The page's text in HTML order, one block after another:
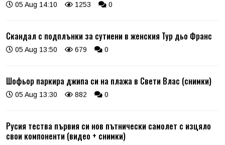
05 Aug 14:10 1253 0
Скандал с подплънки за сутиени в женския Тур дьо Франс
05 Aug 13:50 679 0
Шофьор паркира джипа си на плажа в Свети Влас (снимки)
05 Aug 13:30 882 0
Русия тества първия си нов пътнически самолет с изцяло
свои компоненти (видео + снимки)